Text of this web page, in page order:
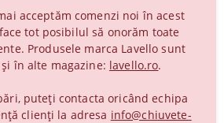
acceptăm comenzi noi în acest
tot posibilul să onorăm toate
Produsele marca Lavello sunt
în alte magazine: lavello.ro.
puteți contacta oricând echipa
clienți la adresa info@chiuvete-